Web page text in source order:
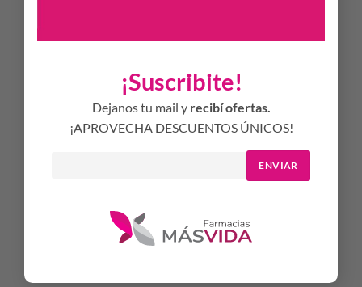
¡Suscribite!
Dejanos tu mail y recibí ofertas.
¡APROVECHA DESCUENTOS ÚNICOS!
ENVIAR
* No irrita los ojos.
Libre de: oxibenzona, octinoxato, homosalato, octocrileno,
siliconas cíclicas, aceites minerales, colorantes, alcohol,